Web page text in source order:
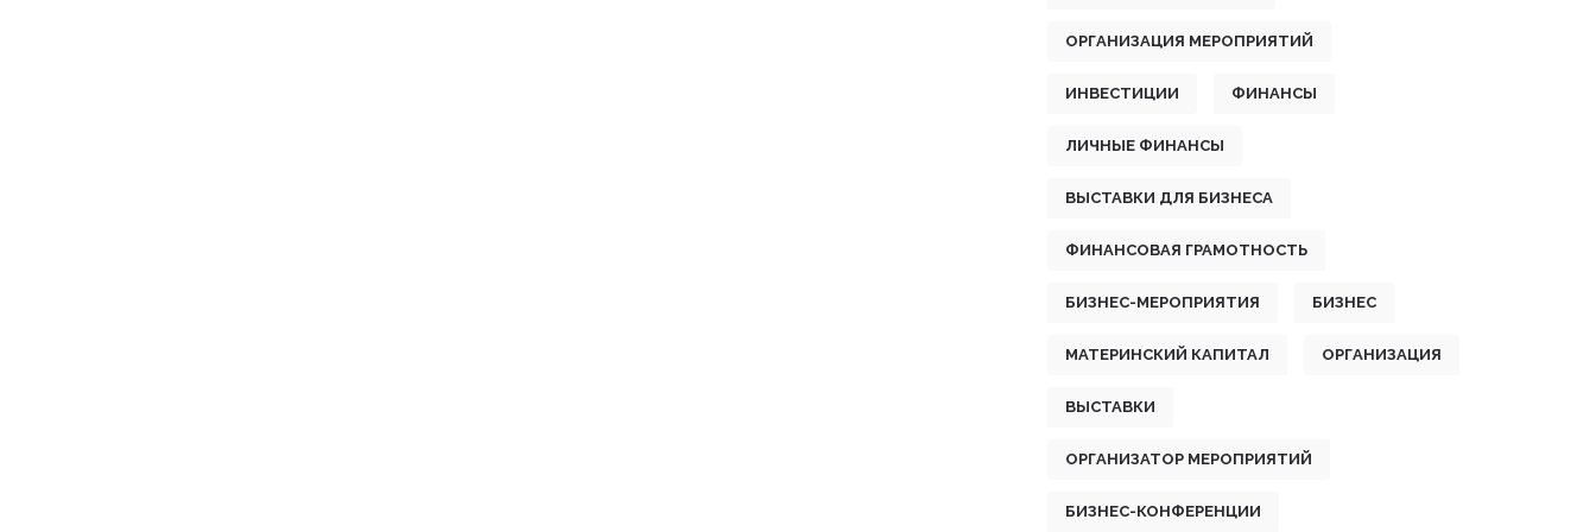
ОРГАНИЗАЦИЯ МЕРОПРИЯТИЙ
ИНВЕСТИЦИИ ФИНАНСЫ
ЛИЧНЫЕ ФИНАНСЫ
ВЫСТАВКИ ДЛЯ БИЗНЕСА
ФИНАНСОВАЯ ГРАМОТНОСТЬ
БИЗНЕС-МЕРОПРИЯТИЯ БИЗНЕС
МАТЕРИНСКИЙ КАПИТАЛ ОРГАНИЗАЦИЯ
ВЫСТАВКИ
ОРГАНИЗАТОР МЕРОПРИЯТИЙ
БИЗНЕС-КОНФЕРЕНЦИИ